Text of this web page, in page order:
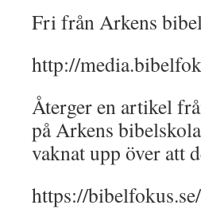
Fri från Arkens
http://
Återger en artikel
på Arkens
vaknat upp över att
https://